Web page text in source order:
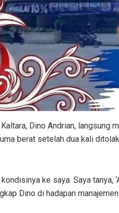
Dino Andrian, langsung
berat setelah dua kali
ke saya. Saya tanya,
Dino di hadapan